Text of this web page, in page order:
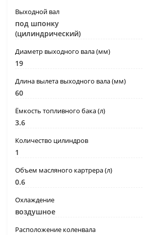
Выходной вал
под шпонку
(цилиндрический)
Диаметр выходного вала (мм)
19
Длина вылета выходного вала (мм)
60
Ёмкость топливного бака (л)
3.6
Количество цилиндров
1
Объем масляного картрера (л)
0.6
Охлаждение
воздушное
Расположение коленвала